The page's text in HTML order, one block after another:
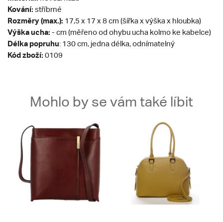
Kování: stříbrné
Rozměry (max.): 17,5 x 17 x 8 cm (šířka x výška x hloubka)
Výška ucha: - cm (měřeno od ohybu ucha kolmo ke kabelce)
Délka popruhu: 130 cm, jedna délka, odnímatelný
Kód zboží: 0109
Mohlo by se vám také líbit